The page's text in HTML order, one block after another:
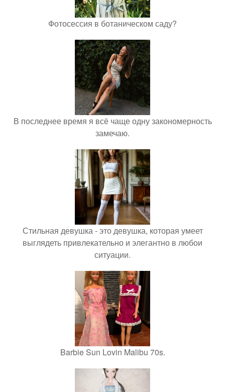
Фотосессия в ботаническом саду?
В последнее время я всё чаще одну закономерность
замечаю.
Стильная девушка - это девушка, которая умеет
выглядеть привлекательно и элегантно в любои
ситуации.
Barbie Sun Lovin Malibu 70s.